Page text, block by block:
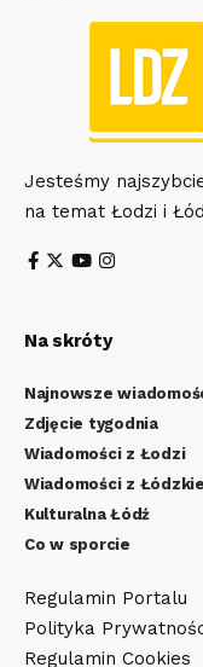
Jesteśmy
na temat Łodzi i
Na skróty
Najnowsze
Zdjęcie tygodnia
Wiadomości z Łodzi
Wiadomości z
Kulturalna Łódź
Co w sporcie
Regulamin Portalu
Polityka
Regulamin Cookies